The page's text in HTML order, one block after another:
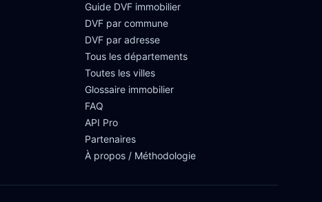
Guide DVF immobilier
DVF par commune
DVF par adresse
Tous les départements
Toutes les villes
Glossaire immobilier
FAQ
API Pro
Partenaires
À propos / Méthodologie